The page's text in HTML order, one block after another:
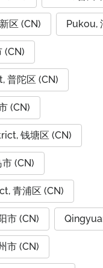
区 (CN) Pukou,
(CN)
普陀区 (CN)
(CN)
钱塘区 (CN)
(CN)
青浦区 (CN)
市 (CN)
市 (CN)